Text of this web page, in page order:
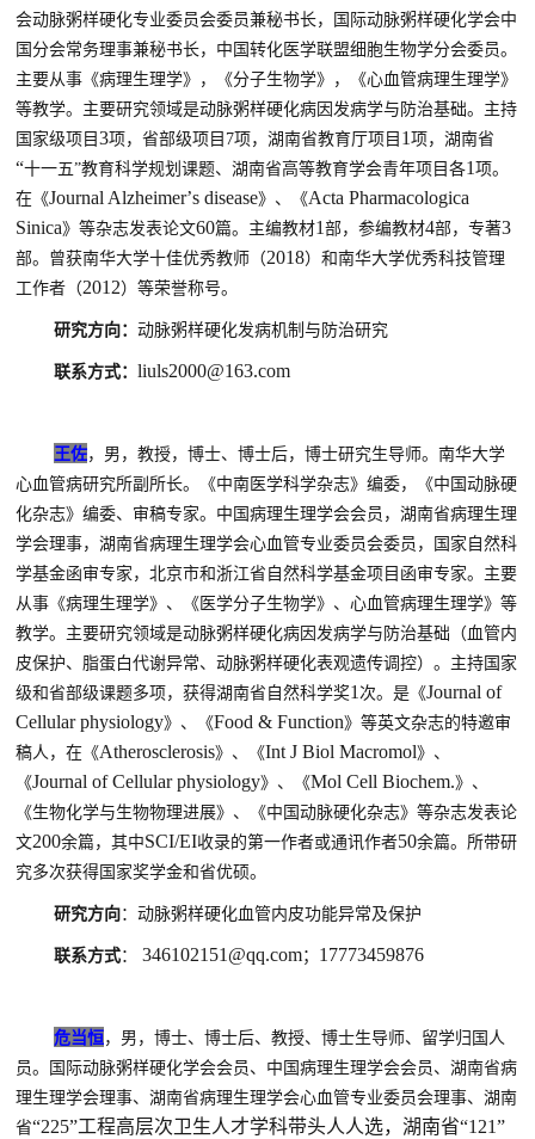
会动脉粥样硬化专业委员会委员兼秘书长，国际动脉粥样硬化学会中
国分会常务理事兼秘书长，中国转化医学联盟细胞生物学分会委员。
主要从事《病理生理学》，《分子生物学》，《心血管病理生理学》
等教学。 主要研究领域是动脉粥样硬化病因发病学与防治基础。主持
国家级项目3项，省部级项目 7项，湖南省教育厅项目 1项 ，湖南省
“十一五”教育科学规划课题、湖南省高等教育学会青年项目各1项。
在 《Journal Alzheimer’s disease》、《Acta Pharmacologica
Sinica》等杂志发表论文60篇。主编教材1部，参编教材4部，专著3
部。 曾获南华大学十佳优秀教师（2018）和南华大学优秀科技管理
工作者（2012）等荣誉称号。
研究方向：动脉粥样硬化发病机制与防治研究
联系方式： liuls2000@163.com
王佐， 男，教授，博士、博士后，博士研究生导师。南华大学
心血管病研究所副所长。《中南医学科学杂志》编委，《中国动脉硬
化杂志》编委、审稿专家。 中国病理生理学会会员 ，湖南省病理生理
学会理事，湖南省病理生理学会心血管专业委员会委员，国家自然科
学基金函审专家，北京市和浙江省自然科学基金项目函审专家。主要
从事《病理生理学》、《医学分子生物学》、心血管病理生理学》等
教学。 主要研究领域是动脉粥样硬化病因发病学与防治基础 （ 血管内
皮保护、脂蛋白代谢异常、动脉粥样硬化表观遗传调控）。主持 国家
级和省部级课题多项，获得湖南省自然科学奖1 次。是 《Journal of
Cellular physiology》 、《Food & Function》等英文杂志的特邀审
稿人，在 《Atherosclerosis》 、 《Int J Biol Macromol》 、
《Journal of Cellular physiology》、《Mol Cell Biochem.》、
《生物化学与生物物理进展》 、 《中国动脉硬化杂志》等杂志发表论
文200余篇，其中SCI/EI收录的第一作者或通讯作者50余篇。 所带研
究多次获得国家奖学金和省优硕。
研究方向：动脉粥样硬化血管内皮功能异常及保护
联系方式： 346102151 @qq.com； 17773459876
危当恒 ， 男，博士、博士后、教授、博士生导师、留学归国人
员。国际动脉粥样硬化学会会员、中国病理生理学会会员、湖南省病
理生理学会理事、湖南省病理生理学会心血管专业委员会理事、湖南
省“225”工程高层次卫生人才学科带头人人选，湖南省“121”